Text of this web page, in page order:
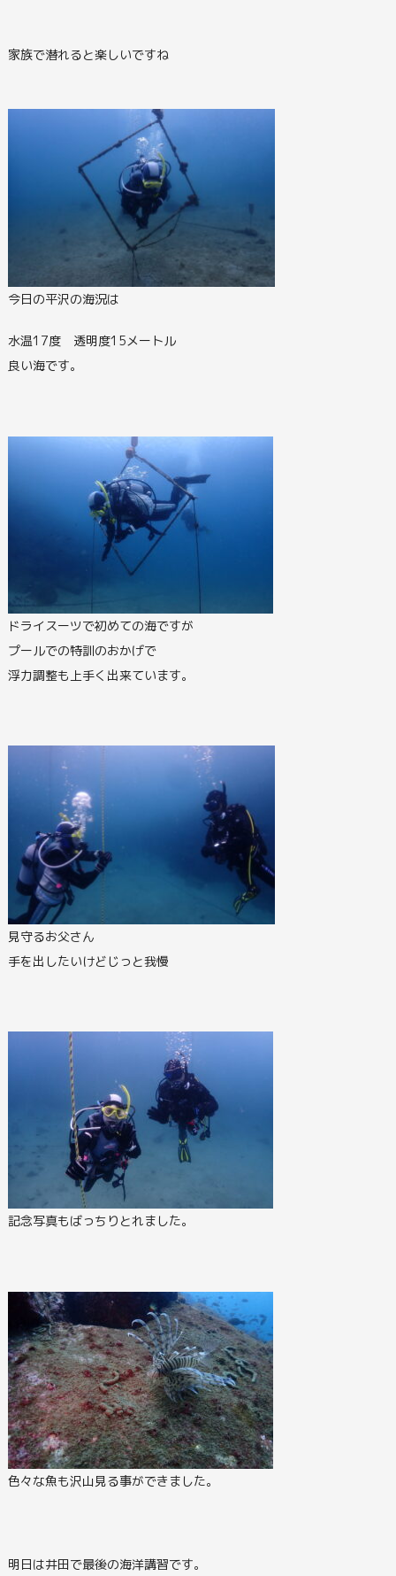
家族で潜れると楽しいですね
今日の平沢の海況は
水温17度 透明度15メートル
良い海です。
ドライスーツで初めての海ですが
プールでの特訓のおかげで
浮力調整も上手く出来ています。
見守るお父さん
手を出したいけどじっと我慢
記念写真もばっちりとれました。
色々な魚も沢山見る事ができました。
明日は井田で最後の海洋講習です。